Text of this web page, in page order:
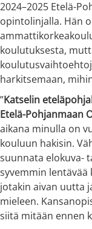
2024–2025 Etelä-
opintolinjalla. Hän
koulutuksesta,
harkitsemaan,
”Katselin
Etelä-Pohjanmaan
aikana minulla on
kouluun hakisin.
suunnata elokuva-
syvemmin lentävää
jotakin aivan uutta
mieleen.
siitä mitään ennen